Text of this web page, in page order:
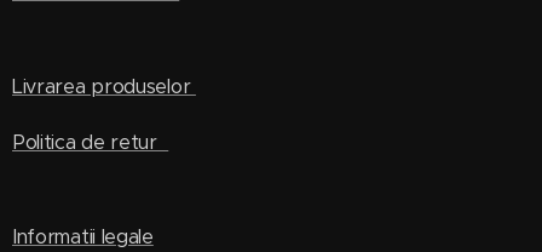
Livrarea produselor
Politica de retur
Informatii legale